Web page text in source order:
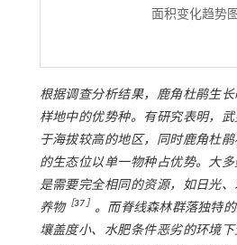
面积变化趋势图
根据调查分析结果，鹿角杜鹃生
样地中的优势种。有研究表明，
于海拔较高的地区，同时鹿角杜
的生态位以单一物种占优势。大
是需要完全相同的资源，如日光
养物［37］ 。而脊线森林群落独特
壤盖度小、水肥条件恶劣的环境